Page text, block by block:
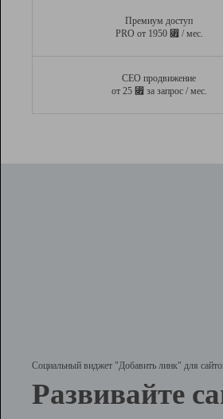
Премиум доступ
PRO от 1950 ⃏ / мес.
СЕО продвижение
от 25 ⃏ за запрос / мес.
Социальный виджет "Добавить линк" для
Развивайте